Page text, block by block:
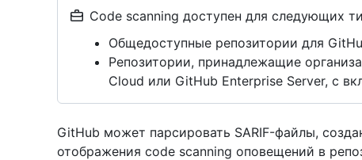
Code scanning доступен для следующих
Общедоступные репозитории для
Репозитории, принадлежащие
Cloud или GitHub Enterprise Server, с
GitHub может парсировать SARIF-файлы,
отображения code scanning оповещений в